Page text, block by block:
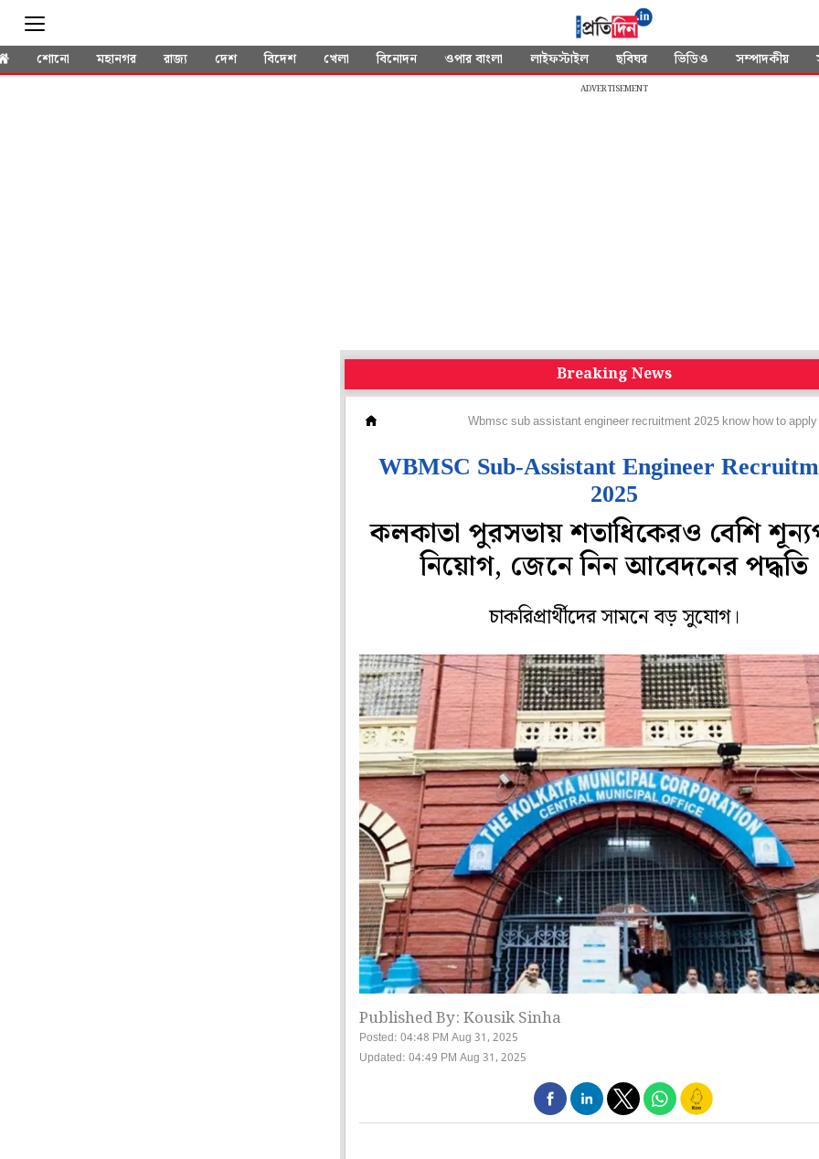
শোনো মহানগর রাজ্য দেশ বিদেশ খেলা বিনোদন ওপার বাংলা লাইফস্টাইল ছবিঘর ভিডিও সম্পাদকীয়
ADVERTISEMENT
Breaking News
Wbmsc sub assistant engineer recruitment 2025 know how to
WBMSC Sub-Assistant Engineer
2025
কলকাতা পুরসভায় শতাধিকেরও বেশি
নিয়োগ, জেনে নিন আবেদনের পদ্ধতি
চাকরিপ্রার্থীদের সামনে বড় সুযোগ।
Published By: Kousik Sinha
Posted: 04:48 PM Aug 31, 2025
Updated: 04:49 PM Aug 31, 2025